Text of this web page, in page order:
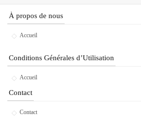
À propos de nous
Accueil
Conditions Générales d’Utilisation
Accueil
Contact
Contact